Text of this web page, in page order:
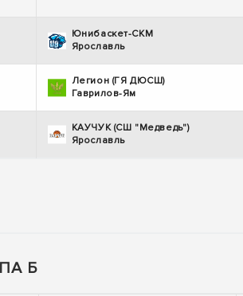
Юнибаскет-СКМ
Ярославль
Легион (ГЯ ДЮСШ)
Гаврилов-Ям
КАУЧУК (СШ "Медведь")
Ярославль
Б